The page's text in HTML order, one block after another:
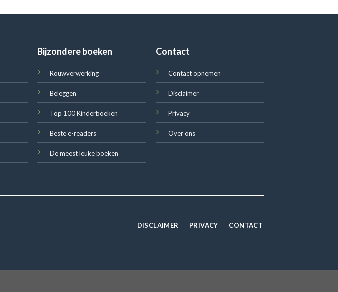
Bijzondere boeken
Rouwverwerking
Beleggen
Top 100 Kinderboeken
Beste e-readers
De meest leuke boeken
Contact
Contact opnemen
Disclaimer
Privacy
Over ons
DISCLAIMER PRIVACY CONTACT